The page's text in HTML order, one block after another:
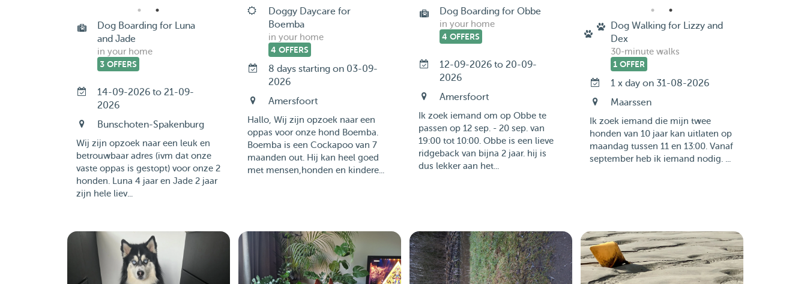
Dog Boarding for Luna
and Jade
in your home
3 OFFERS
14-09-2026 to 21-09-
2026
Bunschoten-Spakenburg
Wij zijn opzoek naar een leuk en
betrouwbaar adres (ivm dat onze
vaste oppas is gestopt) voor onze 2
honden. Luna 4 jaar en Jade 2 jaar
zijn hele liev...
Doggy Daycare for
Boemba
in your home
4 OFFERS
8 days starting on 03-09-
2026
Amersfoort
Hallo, Wij zijn opzoek naar een
oppas voor onze hond Boemba.
Boemba is een Cockapoo van 7
maanden out. Hij kan heel goed
met mensen,honden en kindere...
Dog Boarding for Obbe
in your home
4 OFFERS
12-09-2026 to 20-09-
2026
Amersfoort
Ik zoek iemand om op Obbe te
passen op 12 sep. - 20 sep. van
19:00 tot 10:00. Obbe is een lieve
ridgeback van bijna 2 jaar. hij is
dus lekker aan het...
Dog Walking for Lizzy and
Dex
30-minute walks
1 OFFER
1 x day on 31-08-2026
Maarssen
Ik zoek iemand die mijn twee
honden van 10 jaar kan uitlaten op
maandag tussen 11 en 13:00. Vanaf
september heb ik iemand nodig. ...